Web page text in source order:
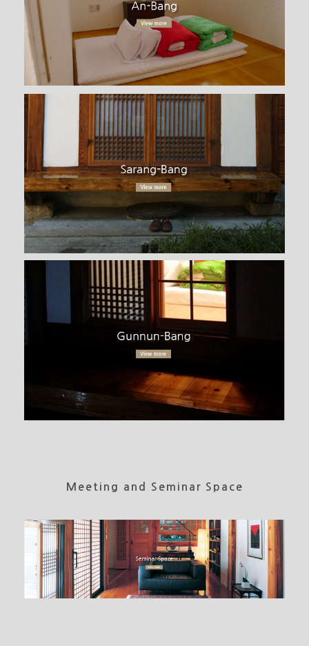
Meeting and Seminar Space